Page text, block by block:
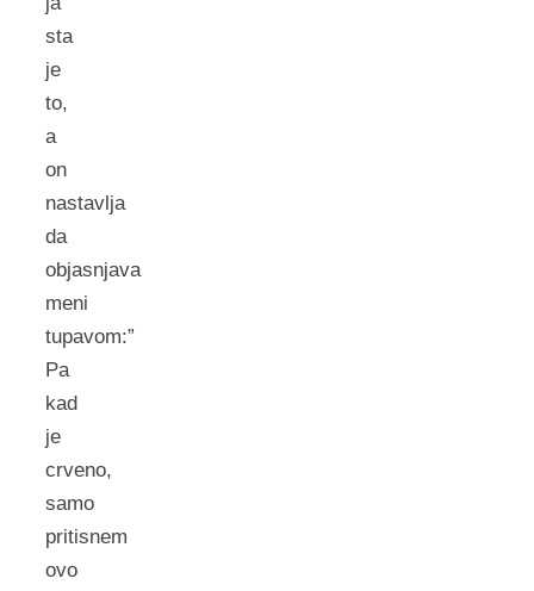
sta
je
to,
a
on
nastavlja
da
objasnjava
meni
tupavom:”
Pa
kad
je
crveno,
samo
pritisnem
ovo